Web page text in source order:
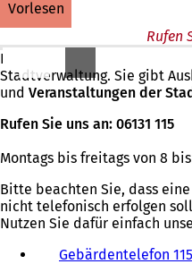
vorlesen
Rufen
Das Service-Center ist die
Stadtverwaltung. Sie gibt
und Veranstaltungen der
Rufen Sie uns an: 06131 115
Montags bis freitags von 8
Bitte beachten Sie, dass eine
nicht telefonisch erfolgen
Nutzen Sie dafür einfach
Gebärdentelefon 115